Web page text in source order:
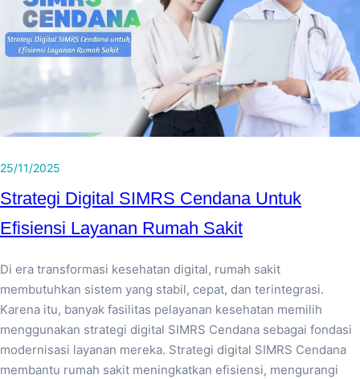
25/11/2025
Strategi Digital SIMRS Cendana Untuk
Efisiensi Layanan Rumah Sakit
Di era transformasi kesehatan digital, rumah sakit
membutuhkan sistem yang stabil, cepat, dan terintegrasi.
Karena itu, banyak fasilitas pelayanan kesehatan memilih
menggunakan strategi digital SIMRS Cendana sebagai fondasi
modernisasi layanan mereka. Strategi digital SIMRS Cendana
membantu rumah sakit meningkatkan efisiensi, mengurangi